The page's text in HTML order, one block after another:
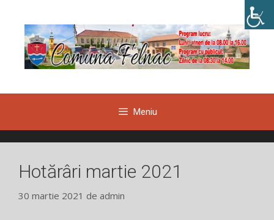
conținut
Meniu
Hotărâri martie 2021
30 martie 2021 de admin